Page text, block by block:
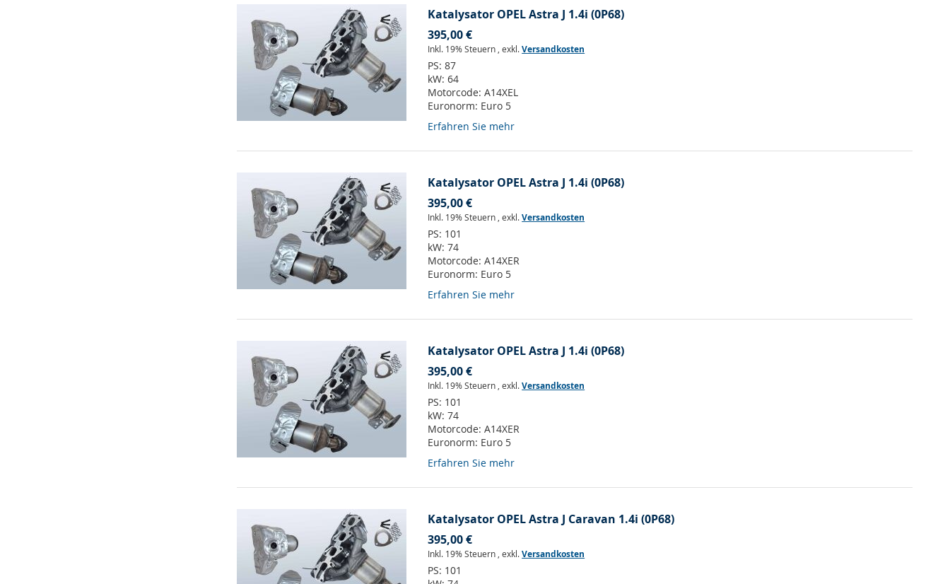
Katalysator OPEL Astra J 1.4i (0P68)
395,00 €
Inkl. 19% Steuern ,exkl.Versandkosten
PS:87
kW:64
Motorcode:A14XEL
Euronorm: Euro 5
Erfahren Sie mehr
Katalysator OPEL Astra J 1.4i (0P68)
395,00 €
Inkl. 19% Steuern ,exkl.Versandkosten
PS: 101
kW:74
Motorcode:A14XER
Euronorm: Euro 5
Erfahren Sie mehr
Katalysator OPEL Astra J 1.4i (0P68)
395,00 €
Inkl. 19% Steuern ,exkl.Versandkosten
PS: 101
kW:74
Motorcode:A14XER
Euronorm: Euro 5
Erfahren Sie mehr
Katalysator OPEL Astra J Caravan 1.4i (0P68)
395,00 €
Inkl. 19% Steuern ,exkl.Versandkosten
PS: 101